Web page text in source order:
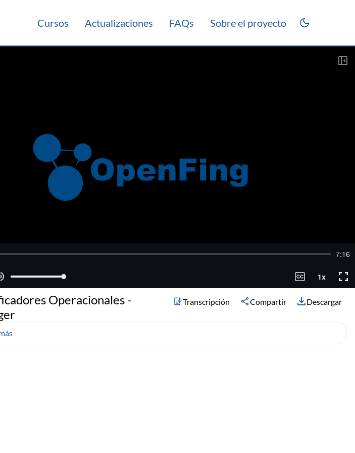
Cursos Actualizaciones FAQs Sobre el proyecto
Operacionales -
Transcripción Compartir Descargar